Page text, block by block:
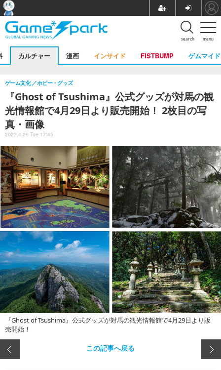
menu
search
カルチャー 漫画 インサイド FISTBUMP ゲムマイド
『Ghost of Tsushima』公式グッズが対馬の観
光情報館で4月29日より販売開始！ 2枚目の写
真・画像
ゲーム文化 ホビー・グッズ
2022.4.26 Tue 17:45
『Ghost of Tsushima』公式グッズが対馬の観光情報館で4月29日より販
売開始！
この記事へ戻る